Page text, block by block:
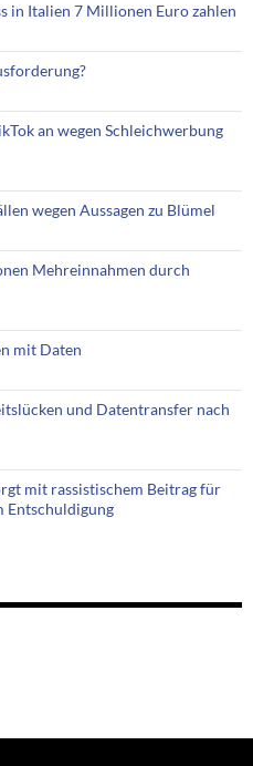
in Italien 7 Millionen Euro zahlen
an wegen Schleichwerbung
wegen Aussagen zu Blümel
Mehreinnahmen durch
mit Daten
und Datentransfer nach
mit rassistischem Beitrag für
Entschuldigung